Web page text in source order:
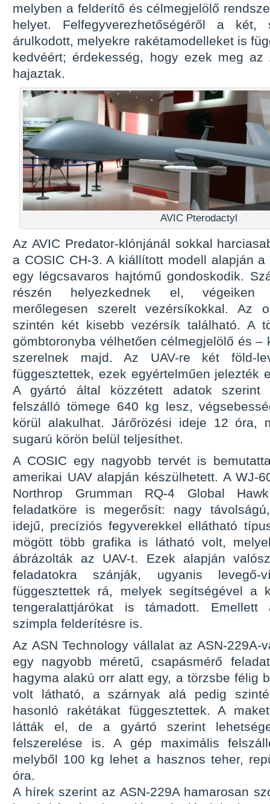
melyben a felderítő és célmegjelölő
helyet. Felfegyverezhetőségéről a
árulkodott, melyekre rakétamodelleket is
kedvéért; érdekesség, hogy ezek meg az
hajaztak.
AVIC Pterodactyl
Az AVIC Predator-klónjánál sokkal
a COSIC CH-3. A kiállított modell alapján
egy légcsavaros hajtómű gondoskodik.
részén helyezkednek el, végeiken
merőlegesen szerelt vezérsíkokkal. Az
szintén két kisebb vezérsík található. A
gömbtoronyba vélhetően célmegjelölő és –
szerelnek majd. Az UAV-re két föld-
függesztettek, ezek egyértelműen jelezték
A gyártó által közzétett adatok szerint
felszálló tömege 640 kg lesz,
körül alakulhat. Járőrözési ideje 12 óra,
sugarú körön belül teljesíthet.
A COSIC egy nagyobb tervét is
amerikai UAV alapján készülhetett. A WJ-
Northrop Grumman RQ-4 Global
feladatköre is megerősít: nagy
idejű, precíziós fegyverekkel ellátható
mögött több grafika is látható volt,
ábrázolták az UAV-t. Ezek alapján
feladatokra szánják, ugyanis levegő-
függesztettek rá, melyek segítségével a
tengeralattjárókat is támadott. Emellett
szimpla felderítésre is.
Az ASN Technology vállalat az ASN-229A-
egy nagyobb méretű, csapásmérő
hagyma alakú orr alatt egy, a törzsbe félig
volt látható, a szárnyak alá pedig
hasonló rakétákat függesztettek. A
látták el, de a gyártó szerint
felszerelése is. A gép maximális
melyből 100 kg lehet a hasznos teher,
óra.
A hírek szerint az ASN-229A hamarosan